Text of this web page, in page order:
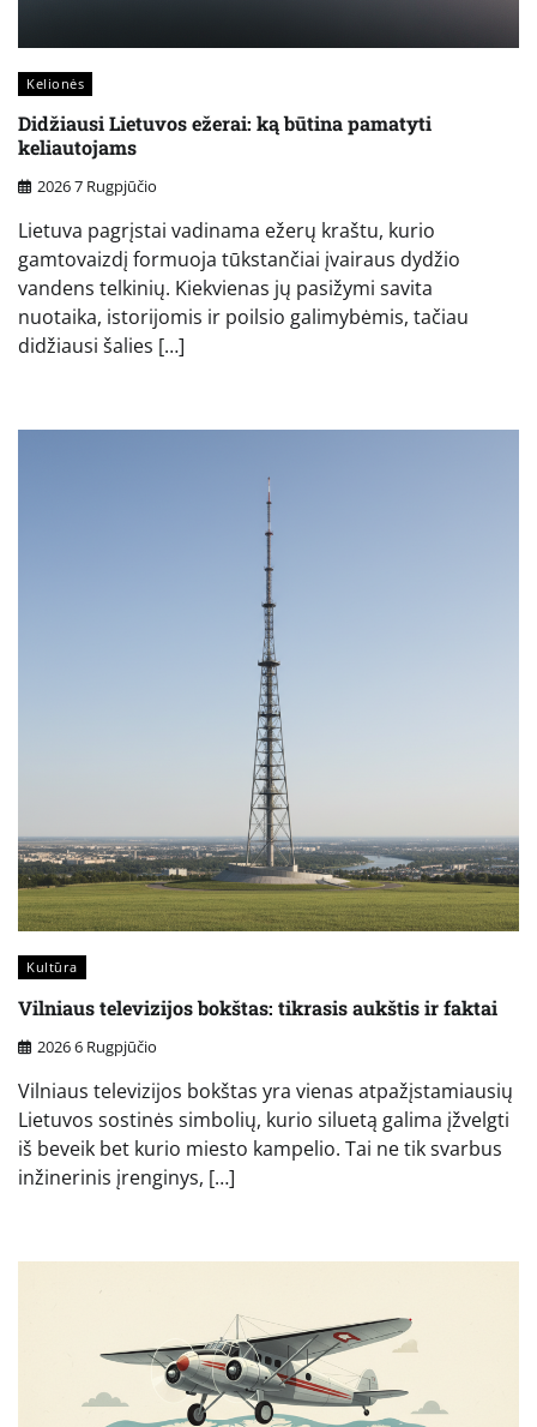
Kelionės
Didžiausi Lietuvos ežerai: ką būtina pamatyti
keliautojams
2026 7 Rugpjūčio
Lietuva pagrįstai vadinama ežerų kraštu, kurio
gamtovaizdį formuoja tūkstančiai įvairaus dydžio
vandens telkinių. Kiekvienas jų pasižymi savita
nuotaika, istorijomis ir poilsio galimybėmis, tačiau
didžiausi šalies […]
Kultūra
Vilniaus televizijos bokštas: tikrasis aukštis ir faktai
2026 6 Rugpjūčio
Vilniaus televizijos bokštas yra vienas atpažįstamiausių
Lietuvos sostinės simbolių, kurio siluetą galima įžvelgti
iš beveik bet kurio miesto kampelio. Tai ne tik svarbus
inžinerinis įrenginys, […]